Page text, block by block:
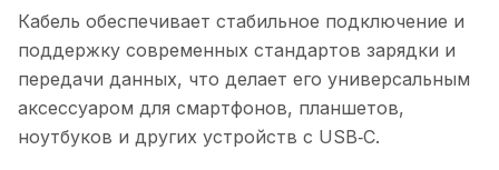
Кабель обеспечивает стабильное подключение и
поддержку современных стандартов зарядки и
передачи данных, что делает его универсальным
аксессуаром для смартфонов, планшетов,
ноутбуков и других устройств с USB‑C.